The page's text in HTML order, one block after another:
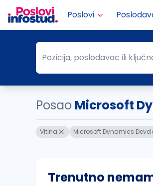
Poslovi
Pozicija, poslodavac ili
Pozicija, poslodavac ili
Posao Microsoft
Vitina Microsoft Dynamics
Trenutno